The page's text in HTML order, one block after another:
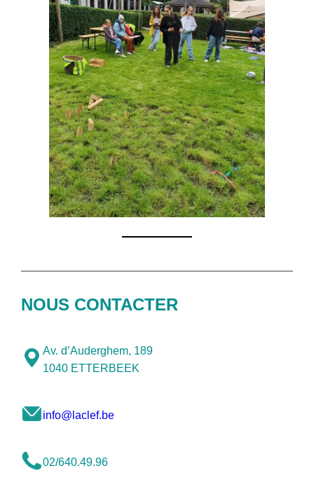
NOUS CONTACTER
Av. d’Auderghem, 189
1040 ETTERBEEK
info@laclef.be
02/640.49.96